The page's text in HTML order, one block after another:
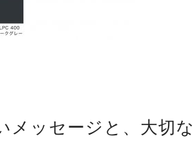
メッセージと、大切